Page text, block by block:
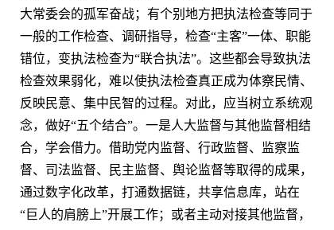
大常委会的孤军奋战；有个别地方把执法检查等同于
一般的工作检查、调研指导，检查“主客”一体、职能
错位，变执法检查为“联合执法”。这些都会导致执法
检查效果弱化，难以使执法检查真正成为体察民情、
反映民意、集中民智的过程。对此，应当树立系统观
念，做好“五个结合”。一是人大监督与其他监督相结
合，学会借力。借助党内监督、行政监督、监察监
督、司法监督、民主监督、舆论监督等取得的成果，
通过数字化改革，打通数据链，共享信息库，站在
“巨人的肩膀上”开展工作；或者主动对接其他监督，